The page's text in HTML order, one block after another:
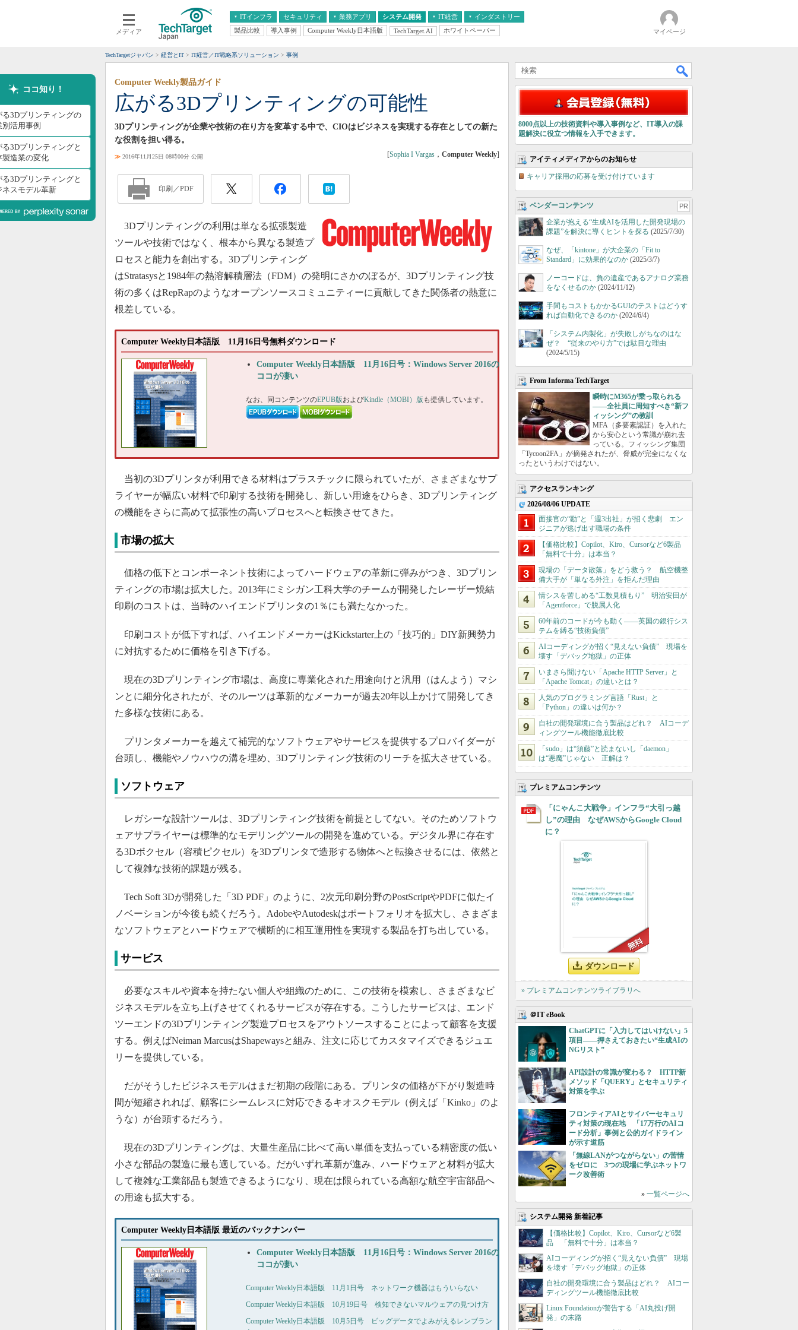
メディア
ITインフラ
クラウド
スマートモバイル
ネットワーク
システム運用管理
セキュリティ 業務アプリ
エンタープライズAI
ERP
CX
情報系システム
システム開発 IT経営
経営とIT
インダストリー
医療IT
製品比較 導入事例 Computer Weekly日本語版 TechTarget.AI ホワイトペーパー マイページ
TechTargetジャパン 経営とIT IT経営／IT戦略系ソリューション 事例
ココ知り！
る3Dプリンティングの
別活用事例
る3Dプリンティングと
製造業の変化
る3Dプリンティングと
ネスモデル革新
広がる3Dプリンティングの可能性
Computer Weekly製品ガイド
3Dプリンティングが企業や技術の在り方を変革する中で、CIOはビジネスを実現する存在としての新た
な役割を担い得る。
≫ 2016年11月25日 08時00分 公開 [Sophia I Vargas ， Computer Weekly]
印刷／PDF
3Dプリンティングの利用は単なる拡張製造
ツールや技術ではなく、根本から異なる製造プ
ロセスと能力を創出する。3Dプリンティング
はStratasysと1984年の熱溶解積層法（FDM）の発明にさかのぼるが、3Dプリンティング技
術の多くはRepRapのようなオープンソースコミュニティーに貢献してきた関係者の熱意に
根差している。
Computer Weekly日本語版 11月16日号無料ダウンロード
Computer Weekly日本語版 11月16日号：Windows Server 2016の
ココが凄い
なお、同コンテンツのEPUB版およびKindle（MOBI）版 も提供しています。
当初の3Dプリンタが利用できる材料はプラスチックに限られていたが、さまざまなサプ
ライヤーが幅広い材料で印刷する技術を開発し、新しい用途をひらき、3Dプリンティング
の機能をさらに高めて拡張性の高いプロセスへと転換させてきた。
市場の拡大
価格の低下とコンポーネント技術によってハードウェアの革新に弾みがつき、3Dプリン
ティングの市場は拡大した。2013年にミシガン工科大学のチームが開発したレーザー焼結
印刷のコストは、当時のハイエンドプリンタの1％にも満たなかった。
印刷コストが低下すれば、ハイエンドメーカーはKickstarter上の「技巧的」DIY新興勢力
に対抗するために価格を引き下げる。
現在の3Dプリンティング市場は、高度に専業化された用途向けと汎用（はんよう）マシ
ンとに細分化されたが、そのルーツは革新的なメーカーが過去20年以上かけて開発してき
た多様な技術にある。
プリンタメーカーを越えて補完的なソフトウェアやサービスを提供するプロバイダーが
台頭し、機能やノウハウの溝を埋め、3Dプリンティング技術のリーチを拡大させている。
ソフトウェア
レガシーな設計ツールは、3Dプリンティング技術を前提としてない。そのためソフトウ
ェアサプライヤーは標準的なモデリングツールの開発を進めている。デジタル界に存在す
る3Dボクセル（容積ピクセル）を3Dプリンタで造形する物体へと転換させるには、依然と
して複雑な技術的課題が残る。
Tech Soft 3Dが開発した「3D PDF」のように、2次元印刷分野のPostScriptやPDFに似たイ
ノベーションが今後も続くだろう。AdobeやAutodeskはポートフォリオを拡大し、さまざま
なソフトウェアとハードウェアで横断的に相互運用性を実現する製品を打ち出している。
サービス
必要なスキルや資本を持たない個人や組織のために、この技術を模索し、さまざまなビ
ジネスモデルを立ち上げさせてくれるサービスが存在する。こうしたサービスは、エンド
ツーエンドの3Dプリンティング製造プロセスをアウトソースすることによって顧客を支援
する。例えばNeiman MarcusはShapewaysと組み、注文に応じてカスタマイズできるジュエ
リーを提供している。
だがそうしたビジネスモデルはまだ初期の段階にある。プリンタの価格が下がり製造時
間が短縮されれば、顧客にシームレスに対応できるキオスクモデル（例えば「Kinko」のよ
うな）が台頭するだろう。
現在の3Dプリンティングは、大量生産品に比べて高い単価を支払っている精密度の低い
小さな部品の製造に最も適している。だがいずれ革新が進み、ハードウェアと材料が拡大
して複雑な工業部品も製造できるようになり、現在は限られている高額な航空宇宙部品へ
の用途も拡大する。
Computer Weekly日本語版 最近のバックナンバー
Computer Weekly日本語版 11月16日号：Windows Server 2016の
ココが凄い
Computer Weekly日本語版 11月1日号 ネットワーク機器はもういらない
Computer Weekly日本語版 10月19日号 検知できないマルウェアの見つけ方
Computer Weekly日本語版 10月5日号 ビッグデータでよみがえるレンブラン
8000点以上の技術資料や導入事例など、IT導入の課
題解決に役立つ情報を入手できます。
アイティメディアからのお知らせ
キャリア採用の応募を受け付けています
ベンダーコンテンツ PR
企業が抱える“生成AIを活用した開発現場の
課題”を解決に導くヒントを探る (2025/7/30)
なぜ、「kintone」が大企業の「Fit to
Standard」に効果的なのか (2025/3/7)
ノーコードは、負の遺産であるアナログ業務
をなくせるのか (2024/11/12)
手間もコストもかかるGUIのテストはどうす
れば自動化できるのか (2024/6/4)
「システム内製化」が失敗しがちなのはな
ぜ？ “従来のやり方”では駄目な理由
(2024/5/15)
From Informa TechTarget
瞬時にM365が乗っ取られる
――全社員に周知すべき“新フ
ィッシング”の教訓
MFA（多要素認証）を入れた
から安心という常識が崩れ去
っている。フィッシング集団
「Tycoon2FA」が摘発されたが、脅威が完全になくな
ったというわけではない。
アクセスランキング
2026/08/06 UPDATE
面接官の“勘”と「週3出社」が招く悲劇 エン
ジニアが逃げ出す職場の条件
【価格比較】Copilot、Kiro、Cursorなど6製品
「無料で十分」は本当？
現場の「データ散落」をどう救う？ 航空機整
備大手が「単なる外注」を拒んだ理由
情シスを苦しめる“工数見積もり” 明治安田が
「Agentforce」で脱属人化
60年前のコードが今も動く――英国の銀行シス
テムを縛る“技術負債”
AIコーディングが招く“見えない負債” 現場を
壊す「デバッグ地獄」の正体
いまさら聞けない「Apache HTTP Server」と
「Apache Tomcat」の違いとは？
人気のプログラミング言語「Rust」と
「Python」の違いは何か？
自社の開発環境に合う製品はどれ？ AIコーデ
ィングツール機能徹底比較
「sudo」は“須藤”と読まないし「daemon」
は“悪魔”じゃない 正解は？
プレミアムコンテンツ
「にゃんこ大戦争」インフラ“大引っ越
し”の理由 なぜAWSからGoogle Cloud
に？
ダウンロード
» プレミアムコンテンツライブラリへ
＠IT eBook
ChatGPTに「入力してはいけない」5
項目――押さえておきたい“生成AIの
NGリスト”
API設計の常識が変わる？ HTTP新
メソッド「QUERY」とセキュリティ
対策を学ぶ
フロンティアAIとサイバーセキュリ
ティ対策の現在地 「17万行のAIコ
ード分析」事例と公的ガイドライン
が示す道筋
「無線LANがつながらない」の苦情
をゼロに 3つの現場に学ぶネットワ
ーク改善術
» 一覧ページへ
システム開発 新着記事
【価格比較】Copilot、Kiro、Cursorなど6製
品 「無料で十分」は本当？
AIコーディングが招く“見えない負債” 現場
を壊す「デバッグ地獄」の正体
自社の開発環境に合う製品はどれ？ AIコー
ディングツール機能徹底比較
Linux Foundationが警告する「AI丸投げ開
発」の末路